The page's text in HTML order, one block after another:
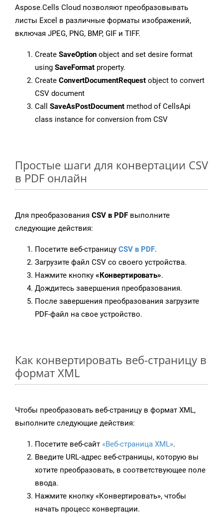
Aspose.Cells Cloud позволяют преобразовывать
листы Excel в различные форматы изображений,
включая JPEG, PNG, BMP, GIF и TIFF.
Create SaveOption object and set desire format
using SaveFormat property.
Create ConvertDocumentRequest object to convert
CSV document
Call SaveAsPostDocument method of CellsApi
class instance for conversion from CSV
Простые шаги для конвертации CSV
в PDF онлайн
Для преобразования CSV в PDF выполните
следующие действия:
Посетите веб-страницу CSV в PDF.
Загрузите файл CSV со своего устройства.
Нажмите кнопку «Конвертировать».
Дождитесь завершения преобразования.
После завершения преобразования загрузите
PDF-файл на свое устройство.
Как конвертировать веб-страницу в
формат XML
Чтобы преобразовать веб-страницу в формат XML,
выполните следующие действия:
Посетите веб-сайт «Веб-страница XML».
Введите URL-адрес веб-страницы, которую вы
хотите преобразовать, в соответствующее поле
ввода.
Нажмите кнопку «Конвертировать», чтобы
начать процесс конвертации.